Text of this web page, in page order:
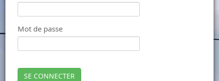
Mot de passe
SE CONNECTER